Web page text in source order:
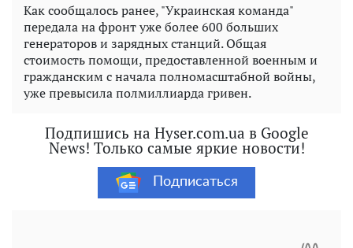
Как сообщалось ранее, "Украинская команда"
передала на фронт уже более 600 больших
генераторов и зарядных станций. Общая
стоимость помощи, предоставленной военным и
гражданским с начала полномасштабной войны,
уже превысила полмиллиарда гривен.
Подпишись на Hyser.com.ua в Google
News! Только самые яркие новости!
Подписаться